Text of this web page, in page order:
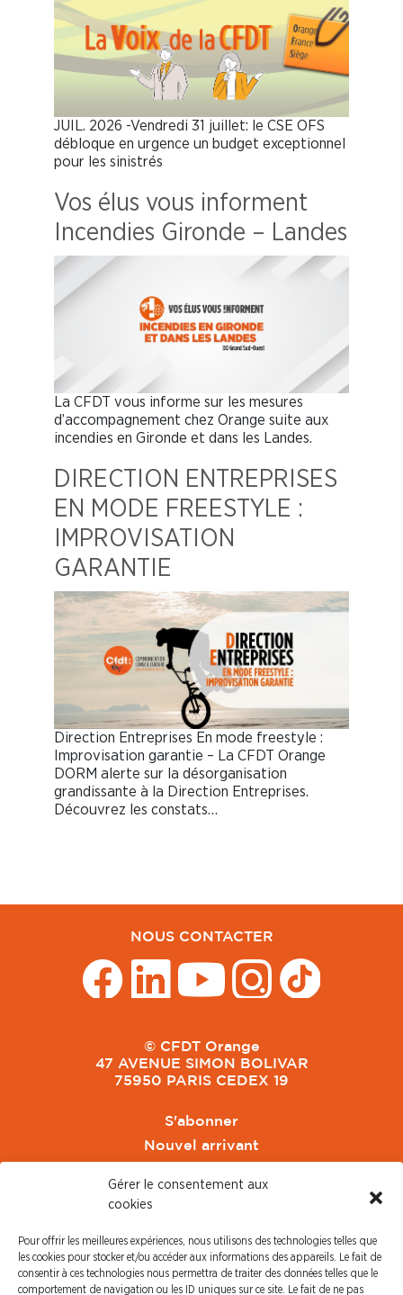
Gérer le consentement aux
cookies
Pour offrir les meilleures expériences, nous utilisons des technologies telles que
les cookies pour stocker et/ou accéder aux informations des appareils. Le fait de
consentir à ces technologies nous permettra de traiter des données telles que le
comportement de navigation ou les ID uniques sur ce site. Le fait de ne pas
JUIL. 2026 -Vendredi 31 juillet: le CSE OFS
débloque en urgence un budget exceptionnel
pour les sinistrés
Vos élus vous informent
Incendies Gironde – Landes
La CFDT vous informe sur les mesures
d’accompagnement chez Orange suite aux
incendies en Gironde et dans les Landes.
DIRECTION ENTREPRISES
EN MODE FREESTYLE :
IMPROVISATION
GARANTIE
Direction Entreprises En mode freestyle :
Improvisation garantie – La CFDT Orange
DORM alerte sur la désorganisation
grandissante à la Direction Entreprises.
Découvrez les constats…
NOUS CONTACTER
© CFDT Orange
47 AVENUE SIMON BOLIVAR
75950 PARIS CEDEX 19
S'abonner
Nouvel arrivant
CFDT Cadres
CFDT Retraités
L'UFFA